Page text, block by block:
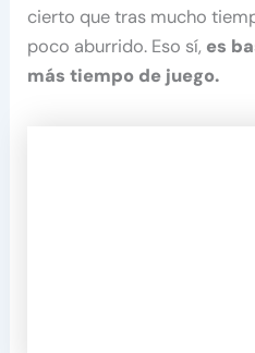
cierto que tras mucho
poco aburrido. Eso sí, es
más tiempo de juego.